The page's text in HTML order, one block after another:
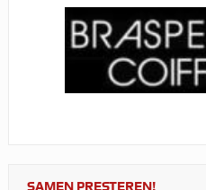
SAMEN PRESTEREN!